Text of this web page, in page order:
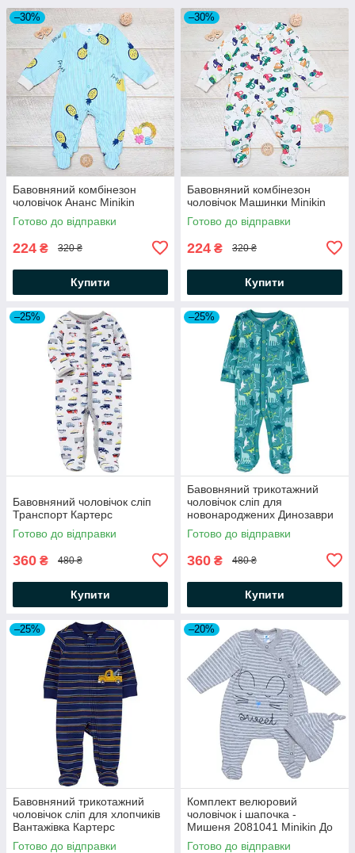
–30%
Бавовняний комбінезон
чоловічок Ананс Minikin
Готово до відправки
224 ₴ 320 ₴
Купити
–30%
Бавовняний комбінезон
чоловічок Машинки Minikin
Готово до відправки
224 ₴ 320 ₴
Купити
–25%
Бавовняний чоловічок сліп
Транспорт Картерс
Готово до відправки
360 ₴ 480 ₴
Купити
–25%
Бавовняний трикотажний
чоловічок сліп для
новонароджених Динозаври
Картерс
Готово до відправки
360 ₴ 480 ₴
Купити
–25%
Бавовняний трикотажний
чоловічок сліп для хлопчиків
Вантажівка Картерс
Готово до відправки
–20%
Комплект велюровий
чоловічок і шапочка -
Мишеня 2081041 Minikin До
74 см
Готово до відправки